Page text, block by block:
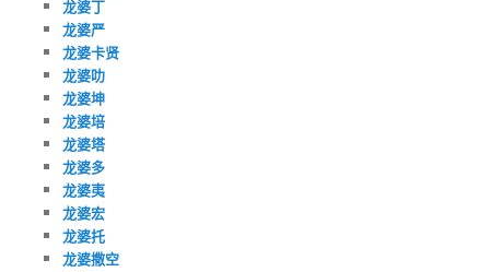
龙婆丁
龙婆严
龙婆卡贤
龙婆叻
龙婆坤
龙婆培
龙婆塔
龙婆多
龙婆夷
龙婆宏
龙婆托
龙婆撒空